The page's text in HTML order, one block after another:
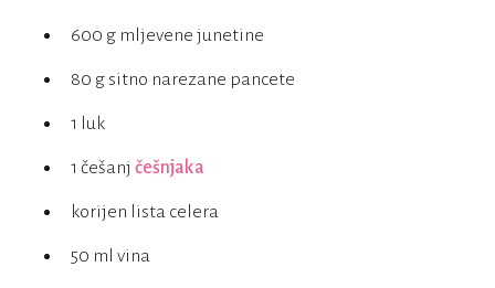
600 g mljevene junetine
80 g sitno narezane pancete
1 luk
1 češanj češnjaka
korijen lista celera
50 ml vina